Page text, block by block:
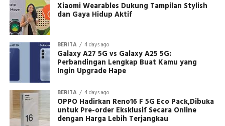
Xiaomi Wearables Dukung Tampilan Stylish
dan Gaya Hidup Aktif
BERITA 4 days ago
Galaxy A27 5G vs Galaxy A25 5G:
Perbandingan Lengkap Buat Kamu yang
Ingin Upgrade Hape
BERITA 4 days ago
OPPO Hadirkan Reno16 F 5G Eco Pack,Dibuka
untuk Pre-order Eksklusif Secara Online
dengan Harga Lebih Terjangkau